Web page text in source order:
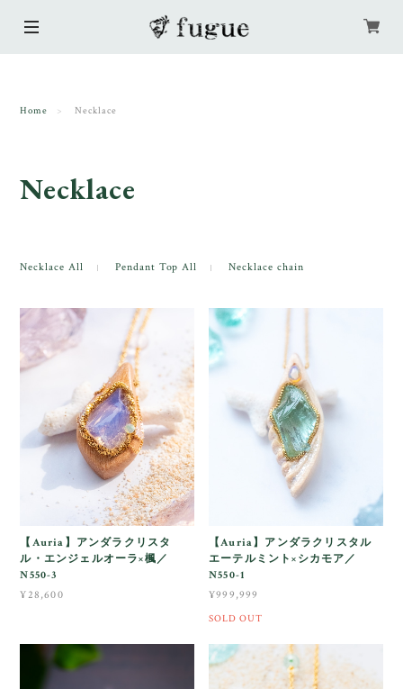
Home Necklace
Necklace
Necklace All Pendant Top All Necklace chain
【Auria】アンダラクリスタ
ル・エンジェルオーラ×楓／
N550-3
¥28,600
【Auria】アンダラクリスタル
エーテルミント×シカモア／
N550-1
¥999,999
SOLD OUT